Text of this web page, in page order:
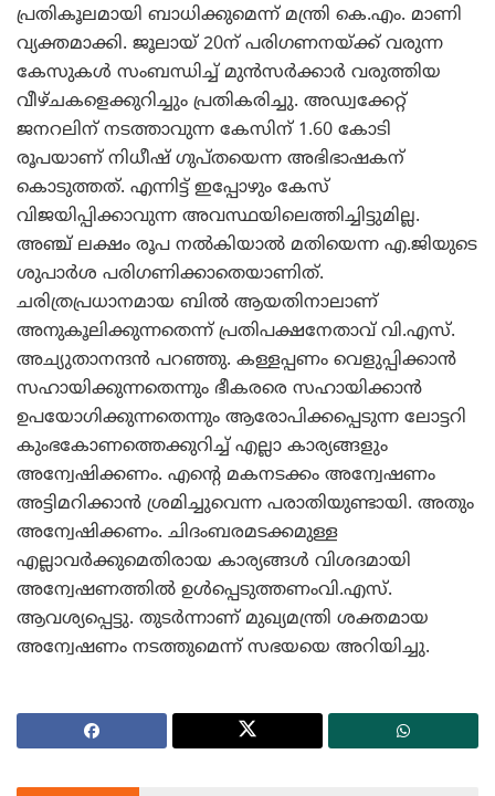
പ്രതികൂലമായി ബാധിക്കുമെന്ന് മന്ത്രി കെ.എം. മാണി
വ്യക്തമാക്കി. ജൂലായ് 20ന് പരിഗണനയ്ക്ക് വരുന്ന
കേസുകള്‍ സംബന്ധിച്ച് മുന്‍സര്‍ക്കാര്‍ വരുത്തിയ
വീഴ്ചകളെക്കുറിച്ചും പ്രതികരിച്ചു. അഡ്വക്കേറ്റ്
ജനറലിന് നടത്താവുന്ന കേസിന് 1.60 കോടി
രൂപയാണ് നിധീഷ് ഗുപ്തയെന്ന അഭിഭാഷകന്
കൊടുത്തത്. എന്നിട്ട് ഇപ്പോഴും കേസ്
വിജയിപ്പിക്കാവുന്ന അവസ്ഥയിലെത്തിച്ചിട്ടുമില്ല.
അഞ്ച് ലക്ഷം രൂപ നല്‍കിയാല്‍ മതിയെന്ന എ.ജിയുടെ
ശുപാര്‍ശ പരിഗണിക്കാതെയാണിത്.
ചരിത്രപ്രധാനമായ ബില്‍ ആയതിനാലാണ്
അനുകൂലിക്കുന്നതെന്ന് പ്രതിപക്ഷനേതാവ് വി.എസ്.
അച്യുതാനന്ദന്‍ പറഞ്ഞു. കള്ളപ്പണം വെളുപ്പിക്കാന്‍
സഹായിക്കുന്നതെന്നും ഭീകരരെ സഹായിക്കാന്‍
ഉപയോഗിക്കുന്നതെന്നും ആരോപിക്കപ്പെടുന്ന ലോട്ടറി
കുംഭകോണത്തെക്കുറിച്ച് എല്ലാ കാര്യങ്ങളും
അന്വേഷിക്കണം. എന്റെ മകനടക്കം അന്വേഷണം
അട്ടിമറിക്കാന്‍ ശ്രമിച്ചുവെന്ന പരാതിയുണ്ടായി. അതും
അന്വേഷിക്കണം. ചിദംബരമടക്കമുള്ള
എല്ലാവര്‍ക്കുമെതിരായ കാര്യങ്ങള്‍ വിശദമായി
അന്വേഷണത്തില്‍ ഉള്‍പ്പെടുത്തണംവി.എസ്.
ആവശ്യപ്പെട്ടു. തുടര്‍ന്നാണ് മുഖ്യമന്ത്രി ശക്തമായ
അന്വേഷണം നടത്തുമെന്ന് സഭയയെ അറിയിച്ചു.